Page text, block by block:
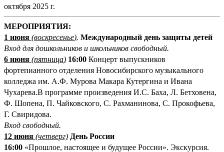
октября 2025 г.
МЕРОПРИЯТИЯ:
1 июня (воскресенье). Международный день защиты детей
Вход для дошкольников и школьников свободный.
6 июня (пятница) 16:00 Концерт выпускников
фортепианного отделения Новосибирского музыкального
колледжа им. А.Ф. Мурова Макара Кутергина и Ивана
Чухарева.В программе произведения И.С. Баха, Л. Бетховена,
Ф. Шопена, П. Чайковского, С. Рахманинова, С. Прокофьева,
Г. Свиридова.
Вход свободный.
12 июня (четверг) День России
16:00 «Прошлое, настоящее и будущее России». Экскурсия.